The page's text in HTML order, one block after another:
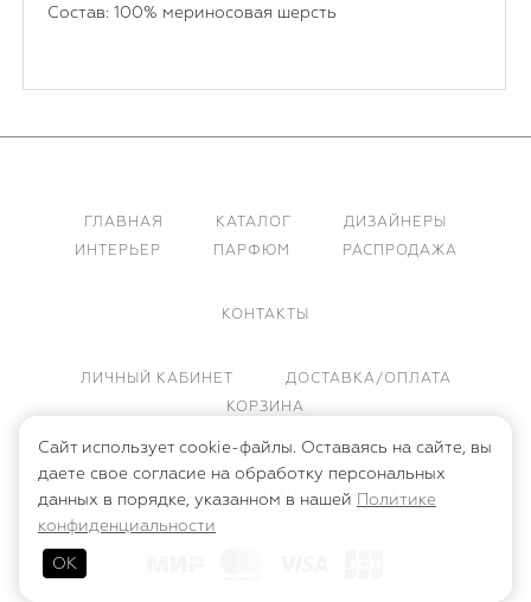
Состав: 100% мериносовая шерсть
ГЛАВНАЯ КАТАЛОГ
ДИЗАЙНЕРЫ
ИНТЕРЬЕР
ПАРФЮМ РАСПРОДАЖА
КОНТАКТЫ
ЛИЧНЫЙ КАБИНЕТ
ДОСТАВКА/ОПЛАТА
КОРЗИНА
ПУБЛИЧНАЯ ОФЕРТА
ПОЛИТИКА КОНФИДЕНЦИАЛЬНОСТИ
Сайт использует cookie-файлы. Оставаясь на сайте, вы
даете свое согласие на обработку персональных
данных в порядке, указанном в нашей Политике
конфиденциальности
ОК